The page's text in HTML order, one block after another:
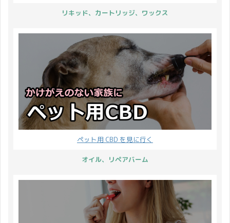
リキッド、カートリッジ、ワックス
ペット用 CBD を見に行く
オイル、リペアバーム